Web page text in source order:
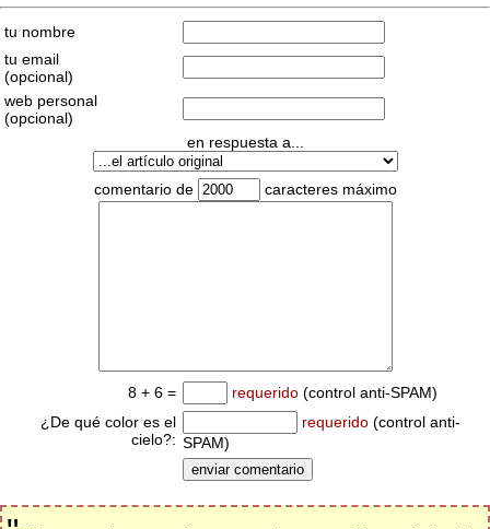
tu nombre
tu email
(opcional)
web personal
(opcional)
en respuesta a...
comentario de caracteres máximo
8 + 6 = requerido (control anti-SPAM)
¿De qué color es el
cielo?:
requerido (control anti-
SPAM)